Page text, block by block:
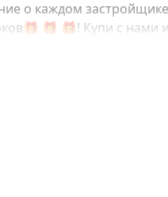
о каждом
🎁 🎁! Купи с нами
хочется
🏋️
Безопасный двор без
класса;
сад внутри
🛣️ До центра
капитал;